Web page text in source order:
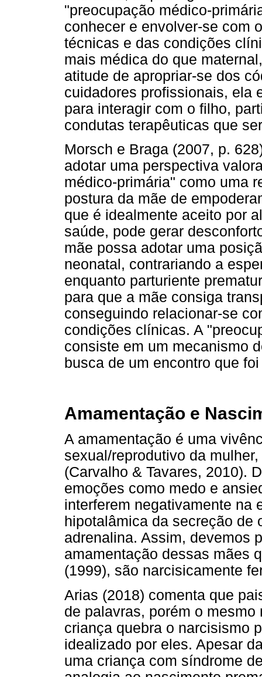
"preocupação médico-
conhecer e envolver-se com
técnicas e das condições
mais médica do que
atitude de apropriar-se dos
cuidadores profissionais, ela
para interagir com o filho,
condutas terapêuticas que
Morsch e Braga (2007, p.
adotar uma perspectiva
médico-primária" como uma
postura da mãe de
que é idealmente aceito por
saúde, pode gerar
mãe possa adotar uma
neonatal, contrariando a
enquanto parturiente
para que a mãe consiga
conseguindo relacionar-se
condições clínicas. A
consiste em um mecanismo
busca de um encontro que
Amamentação e
A amamentação é uma
sexual/reprodutivo da
(Carvalho & Tavares, 2010).
emoções como medo e
interferem negativamente na
hipotalâmica da secreção de
adrenalina. Assim, devemos
amamentação dessas mães
(1999), são narcisicamente
Arias (2018) comenta que
de palavras, porém o
criança quebra o narcisismo
idealizado por eles. Apesar
uma criança com síndrome